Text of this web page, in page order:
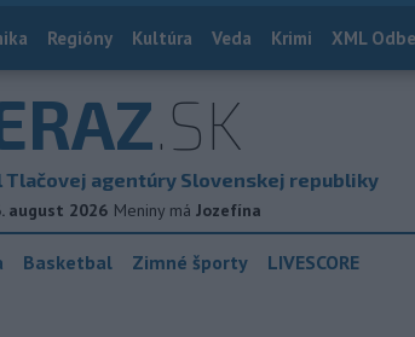
Regióny Kultúra Veda Krimi XML
.SK
agentúry Slovenskej republiky
august 2026 Meniny má Jozefína
Basketbal Zimné športy LIVESCORE